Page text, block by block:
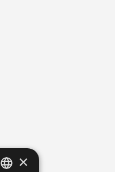
×